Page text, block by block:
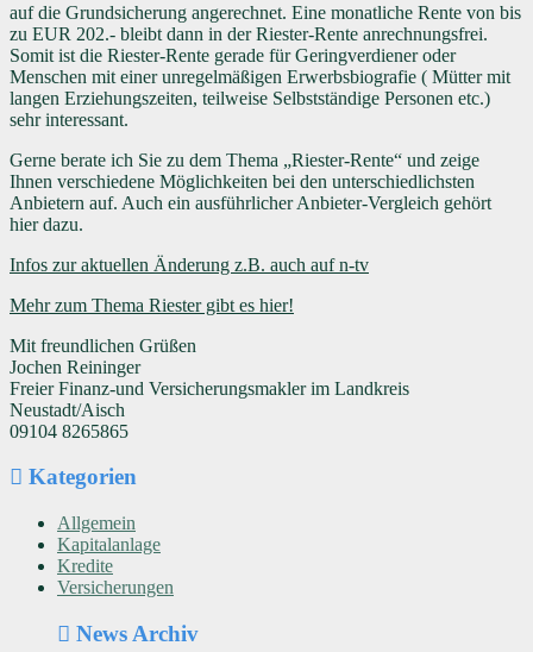
auf die Grundsicherung angerechnet. Eine monatliche Rente von bis
zu EUR 202.- bleibt dann in der Riester-Rente anrechnungsfrei.
Somit ist die Riester-Rente gerade für Geringverdiener oder
Menschen mit einer unregelmäßigen Erwerbsbiografie ( Mütter mit
langen Erziehungszeiten, teilweise Selbstständige Personen etc.)
sehr interessant.
Gerne berate ich Sie zu dem Thema „Riester-Rente“ und zeige
Ihnen verschiedene Möglichkeiten bei den unterschiedlichsten
Anbietern auf. Auch ein ausführlicher Anbieter-Vergleich gehört
hier dazu.
Infos zur aktuellen Änderung z.B. auch auf n-tv
Mehr zum Thema Riester gibt es hier!
Mit freundlichen Grüßen
Jochen Reininger
Freier Finanz-und Versicherungsmakler im Landkreis
Neustadt/Aisch
09104 8265865
Kategorien
Allgemein
Kapitalanlage
Kredite
Versicherungen
News Archiv